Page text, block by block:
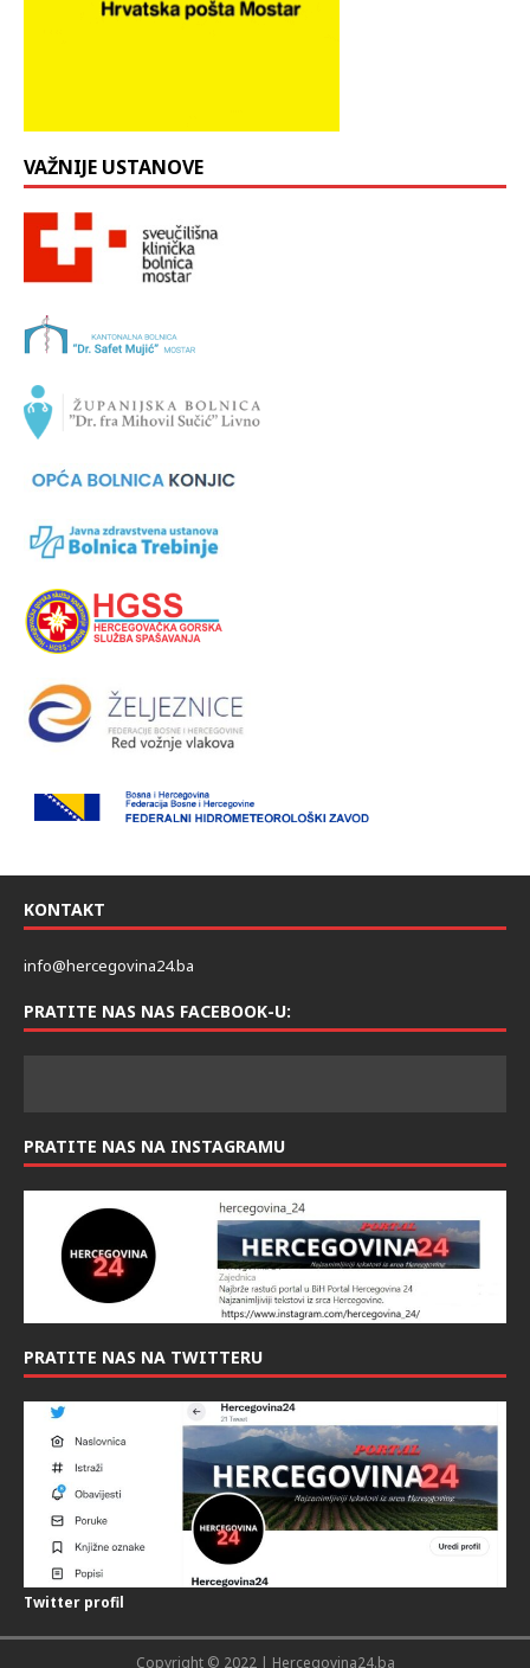
VAŽNIJE USTANOVE
KONTAKT
info@hercegovina24.ba
PRATITE NAS NAS FACEBOOK-U:
PRATITE NAS NA INSTAGRAMU
PRATITE NAS NA TWITTERU
Twitter profil
Copyright © 2022 | Hercegovina24.ba